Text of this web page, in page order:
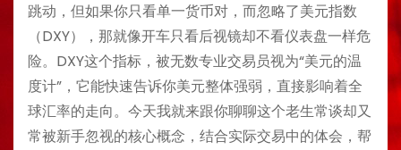
跳动，但如果你只看单一货币对，而忽略了美元指数
（DXY），那就像开车只看后视镜却不看仪表盘一样危
险。DXY这个指标，被无数专业交易员视为“美元的温
度计”，它能快速告诉你美元整体强弱，直接影响着全
球汇率的走向。今天我就来跟你聊聊这个老生常谈却又
常被新手忽视的核心概念，结合实际交易中的体会，帮